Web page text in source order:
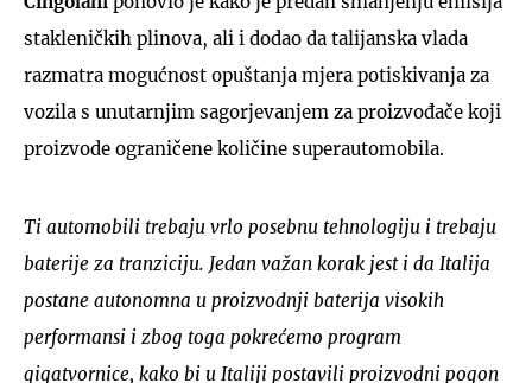
stakleničkih plinova, ali i dodao da talijanska vlada
razmatra mogućnost opuštanja mjera potiskivanja za
vozila s unutarnjim sagorjevanjem za proizvođače koji
proizvode ograničene količine superautomobila.
Ti automobili trebaju vrlo posebnu tehnologiju i trebaju
baterije za tranziciju. Jedan važan korak jest i da Italija
postane autonomna u proizvodnji baterija visokih
performansi i zbog toga pokrećemo program
gigatvornice, kako bi u Italiji postavili proizvodni pogon